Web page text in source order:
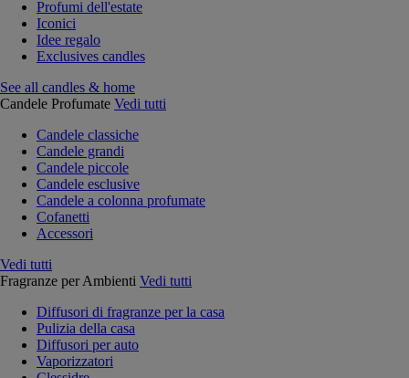
Profumi dell'estate
Iconici
Idee regalo
Exclusives candles
See all candles & home
Candele Profumate Vedi tutti
Candele classiche
Candele grandi
Candele piccole
Candele esclusive
Candele a colonna profumate
Cofanetti
Accessori
Vedi tutti
Fragranze per Ambienti Vedi tutti
Diffusori di fragranze per la casa
Pulizia della casa
Diffusori per auto
Vaporizzatori